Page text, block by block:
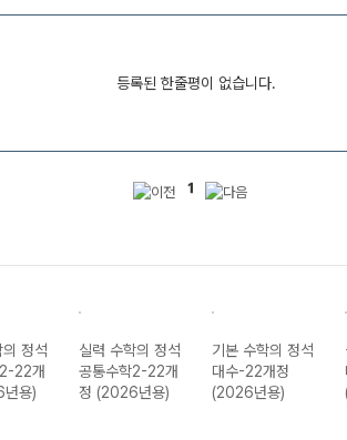
등록된 한줄평이 없습니다.
1
실력 수학의 정석
공통수학2-22개
정 (2026년용)
기본 수학의 정석
대수-22개정
(2026년용)
실력 수
대수-
(2026